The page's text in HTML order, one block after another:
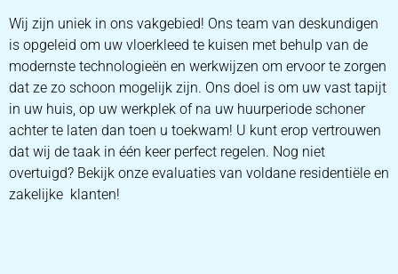
Wij zijn uniek in ons vakgebied! Ons team van deskundigen
is opgeleid om uw vloerkleed te kuisen met behulp van de
modernste technologieën en werkwijzen om ervoor te zorgen
dat ze zo schoon mogelijk zijn. Ons doel is om uw vast tapijt
in uw huis, op uw werkplek of na uw huurperiode schoner
achter te laten dan toen u toekwam! U kunt erop vertrouwen
dat wij de taak in één keer perfect regelen. Nog niet
overtuigd? Bekijk onze evaluaties van voldane residentiële en
zakelijke klanten!